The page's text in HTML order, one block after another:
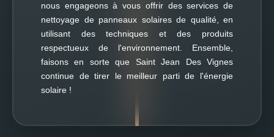
nous engageons à vous offrir des services de
nettoyage de panneaux solaires de qualité, en
utilisant des techniques et des produits
respectueux de l'environnement. Ensemble,
faisons en sorte que Saint Jean Des Vignes
continue de tirer le meilleur parti de l'énergie
solaire !